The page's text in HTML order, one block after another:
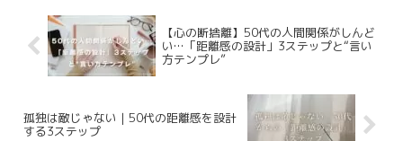
【心の断捨離】50代の人間関係がしんど
い…「距離感の設計」3ステップと“言い
方テンプレ”
孤独は敵じゃない｜50代の距離感を設計
する3ステップ